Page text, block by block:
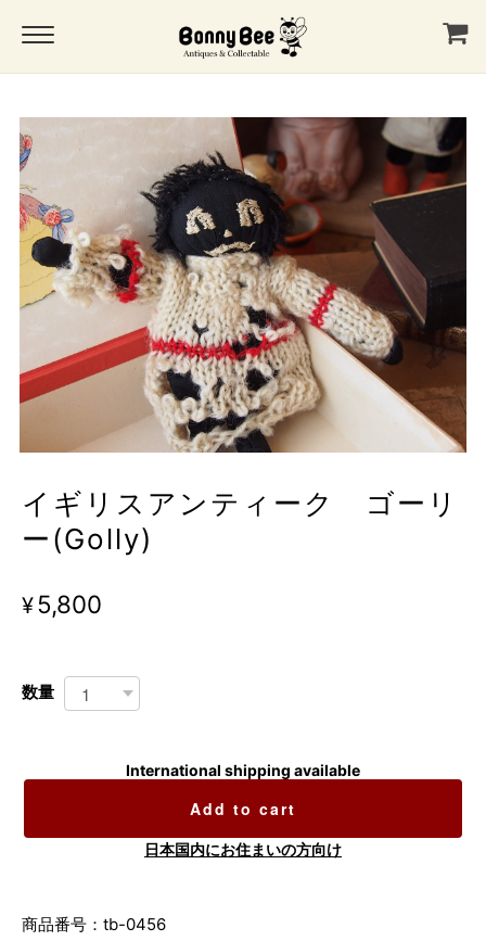
イギリスアンティーク ゴーリ
ー(Golly)
¥5,800
数量
International shipping available
Add to cart
日本国内にお住まいの方向け
商品番号：tb-0456